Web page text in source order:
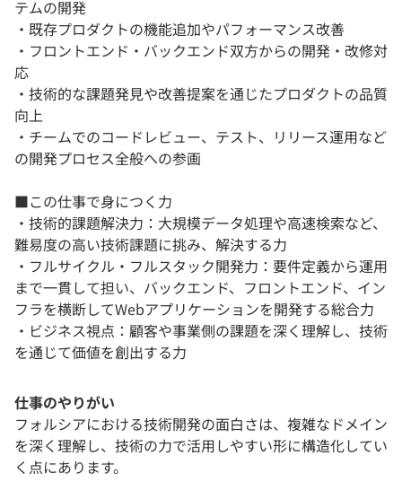
テムの開発
・既存プロダクトの機能追加やパフォーマンス改善
・フロントエンド・バックエンド双方からの開発・改修対
応
・技術的な課題発見や改善提案を通じたプロダクトの品質
向上
・チームでのコードレビュー、テスト、リリース運用など
の開発プロセス全般への参画
■この仕事で身につく力
・技術的課題解決力：大規模データ処理や高速検索など、
難易度の高い技術課題に挑み、解決する力
・フルサイクル・フルスタック開発力：要件定義から運用
まで一貫して担い、バックエンド、フロントエンド、イン
フラを横断してWebアプリケーションを開発する総合力
・ビジネス視点：顧客や事業側の課題を深く理解し、技術
を通じて価値を創出する力
仕事のやりがい
フォルシアにおける技術開発の面白さは、複雑なドメイン
を深く理解し、技術の力で活用しやすい形に構造化してい
く点にあります。